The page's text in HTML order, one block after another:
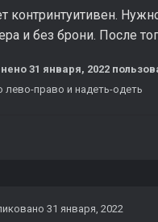
контринтуитивен.
и без брони. После
31 января, 2022
лево-право и надеть-одеть
31 января, 2022